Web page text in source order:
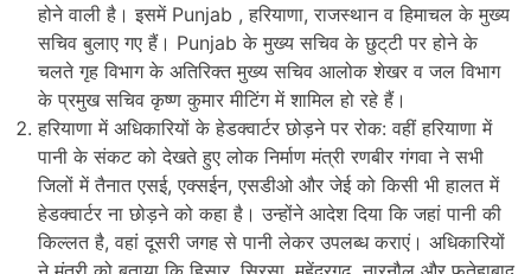
होने वाली है। इसमें Punjab , हरियाणा, राजस्थान व हिमाचल के मुख्य
सचिव बुलाए गए हैं। Punjab के मुख्य सचिव के छुट्‌टी पर होने के
चलते गृह विभाग के अतिरिक्त मुख्य सचिव आलोक शेखर व जल विभाग
के प्रमुख सचिव कृष्ण कुमार मीटिंग में शामिल हो रहे हैं।
हरियाणा में अधिकारियों के हेडक्वार्टर छोड़ने पर रोक: वहीं हरियाणा में
पानी के संकट को देखते हुए लोक निर्माण मंत्री रणबीर गंगवा ने सभी
जिलों में तैनात एसई, एक्सईन, एसडीओ और जेई को किसी भी हालत में
हेडक्वार्टर ना छोड़ने को कहा है। उन्होंने आदेश दिया कि जहां पानी की
किल्लत है, वहां दूसरी जगह से पानी लेकर उपलब्ध कराएं। अधिकारियों